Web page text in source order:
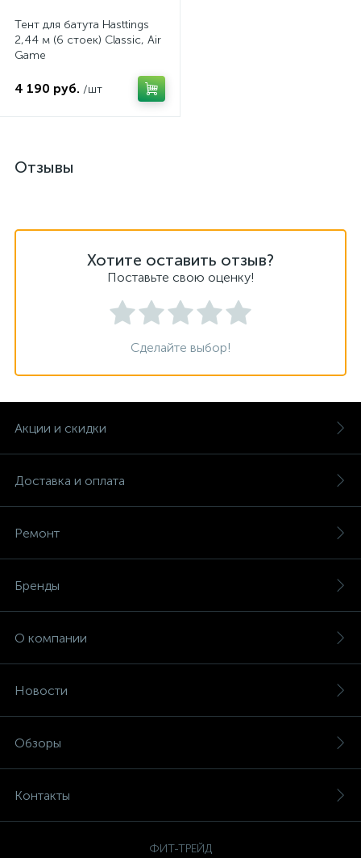
Тент для батута Hasttings
2,44 м (6 стоек) Classic, Air
Game
4 190 руб. /шт
Отзывы
Хотите оставить отзыв?
Поставьте свою оценку!
Сделайте выбор!
Акции и скидки
Доставка и оплата
Ремонт
Бренды
О компании
Новости
Обзоры
Контакты
ФИТ-ТРЕЙД